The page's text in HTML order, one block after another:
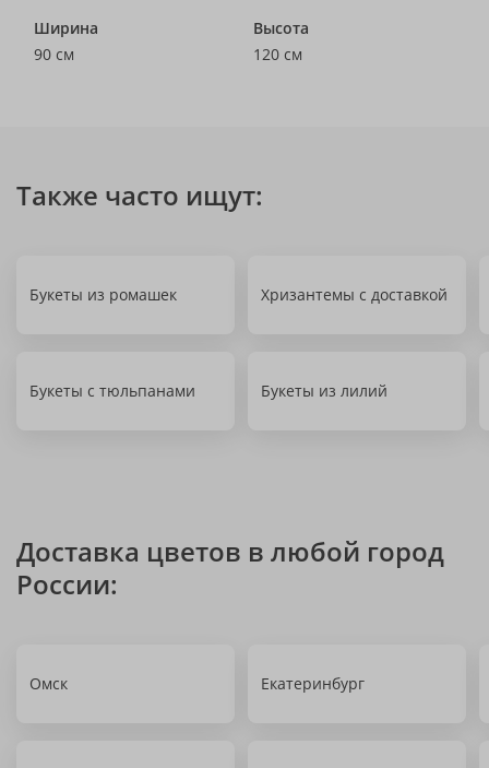
Ширина
90 см
Высота
120 см
Также часто ищут:
Букеты из ромашек Хризантемы с доставкой
Букеты с тюльпанами Букеты из лилий
Доставка цветов в любой город
России:
Омск Екатеринбург